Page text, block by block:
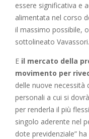
essere significativa e
alimentata nel corso
il massimo possibile,
sottolineato Vavassori.
E il mercato della
movimento per
delle nuove
personali a cui si
per renderla il più
singolo aderente nel
dote previdenziale”